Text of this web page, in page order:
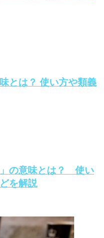
とは？ 使い方や類義
」の意味とは？ 使い
を解説